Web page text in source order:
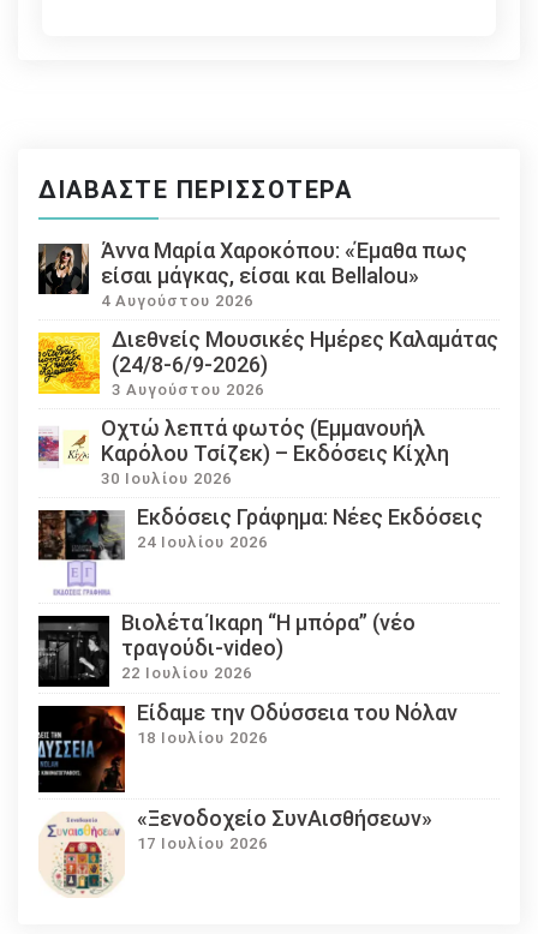
ΔΙΑΒΆΣΤΕ ΠΕΡΙΣΣΌΤΕΡΑ
Άννα Μαρία Χαροκόπου: «Έμαθα πως
είσαι μάγκας, είσαι και Bellalou»
4 Αυγούστου 2026
Διεθνείς Μουσικές Ημέρες Καλαμάτας
(24/8-6/9-2026)
3 Αυγούστου 2026
Οχτώ λεπτά φωτός (Εμμανουήλ
Καρόλου Τσίζεκ) – Εκδόσεις Κίχλη
30 Ιουλίου 2026
Εκδόσεις Γράφημα: Νέες Εκδόσεις
24 Ιουλίου 2026
Βιολέτα Ίκαρη “Η μπόρα” (νέο
τραγούδι-video)
22 Ιουλίου 2026
Eίδαμε την Οδύσσεια του Νόλαν
18 Ιουλίου 2026
«Ξενοδοχείο ΣυνΑισθήσεων»
17 Ιουλίου 2026